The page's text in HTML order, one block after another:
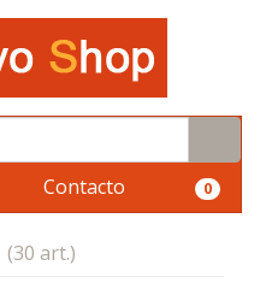
Contacto 0
(30 art.)